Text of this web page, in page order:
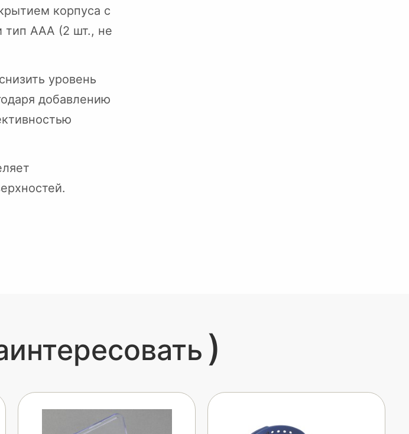
корпуса с
тип АAA (2 шт., не
уровень
добавлению
)